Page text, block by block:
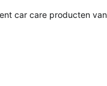
car care producten